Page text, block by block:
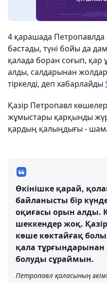
4 қарашада Петропавлда
бастады, түні бойы да
қалада боран соғып,
алды, салдарынан
тіркелді, деп хабарлайды
Қазір Петропавл
жұмыстары қарқынды
қардың қалыңдығы -
Өкінішке қарай,
байланысты бір
оқиғасы орын алды.
шеккендер жоқ.
көше көктайғақ
қала тұрғындарынан
болуды сұраймын.
Петропавл қаласының